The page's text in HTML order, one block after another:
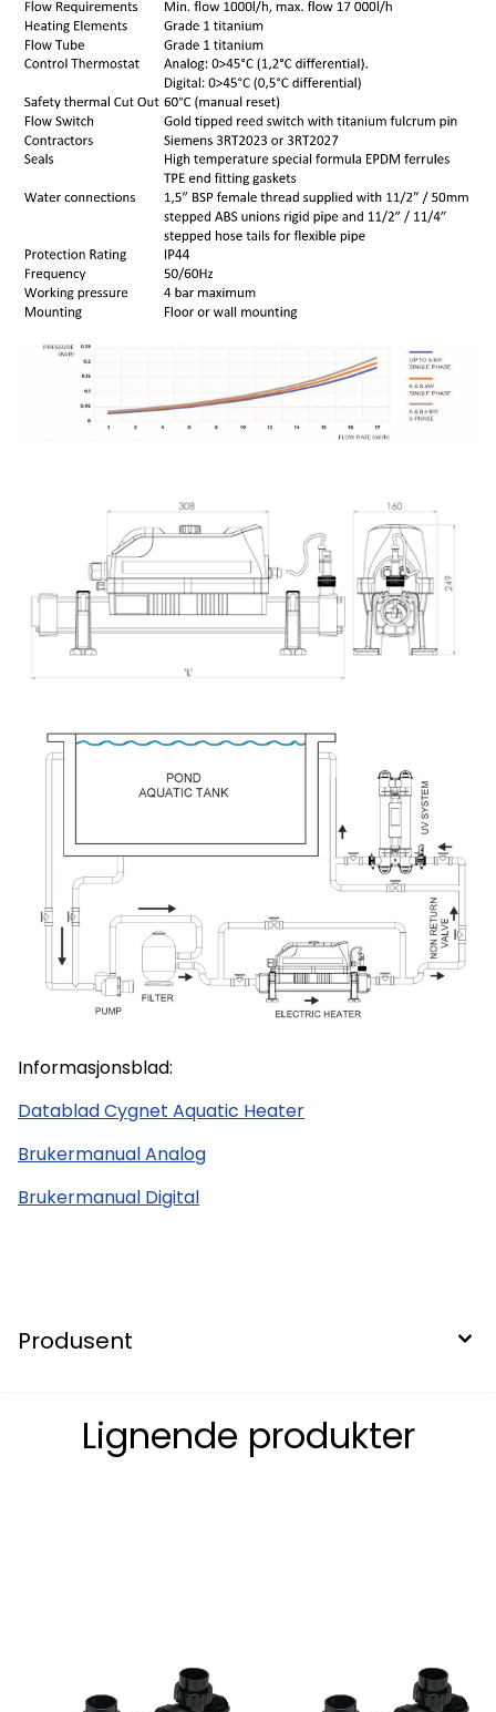
Informasjonsblad:
Datablad Cygnet Aquatic Heater
Brukermanual Analog
Brukermanual Digital
Produsent
Lignende produkter